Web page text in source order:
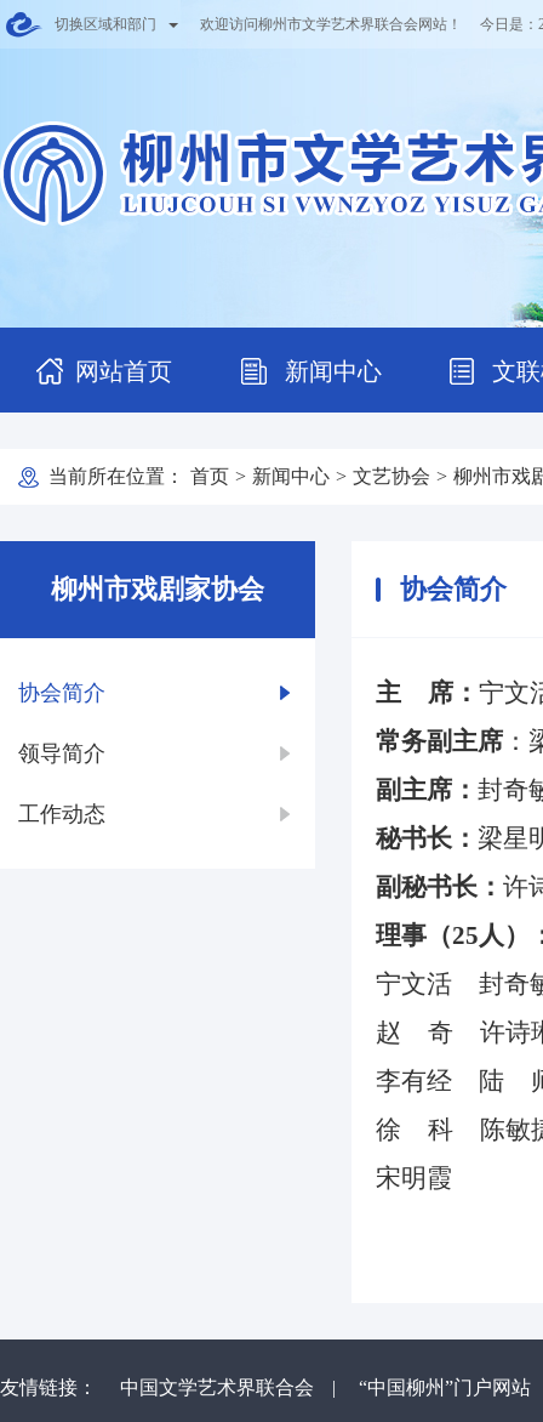
切换区域和部门 欢迎访问柳州市文学艺术界联合会网站！ 今日是：
网站首页 新闻中心 文
当前所在位置： 首页 > 新闻中心 > 文艺协会 > 柳州市戏
柳州市戏剧家协会
协会简介
领导简介
工作动态
协会简介
主 席： 宁文
常务副主席 ：
副主席： 封奇
秘书长： 梁星
副秘书长： 许
理事（25人）
宁文活 封
赵 奇 许
李有经 陆
徐 科 陈敏
宋明霞
友情链接： 中国文学艺术界联合会 | “中国柳州”门户网站